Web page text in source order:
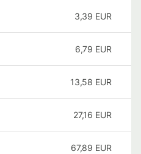
3,39 EUR
6,79 EUR
13,58 EUR
27,16 EUR
67,89 EUR